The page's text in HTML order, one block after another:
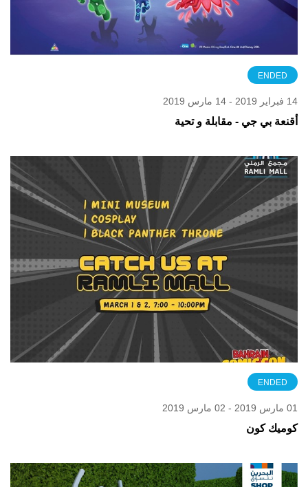
ENDED
14 فبراير 2019 - 14 مارس 2019
أقنعة بي جي - مقابلة و تحية
ENDED
01 مارس 2019 - 02 مارس 2019
كوميك كون